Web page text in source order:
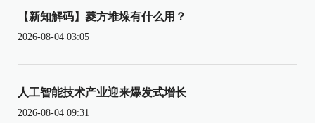
【新知解码】菱方堆垛有什么用？
2026-08-04 03:05
人工智能技术产业迎来爆发式增长
2026-08-04 09:31